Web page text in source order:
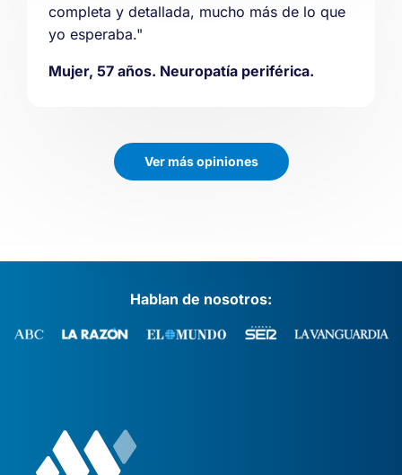
completa y detallada, mucho más de lo que
yo esperaba."
Mujer, 57 años. Neuropatía periférica.
Ver más opiniones
Hablan de nosotros: